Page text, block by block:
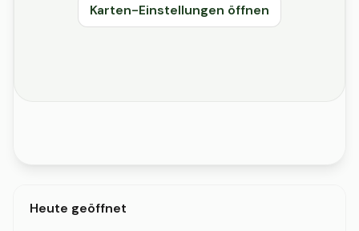
Karten-Einstellungen öffnen
Heute geöffnet